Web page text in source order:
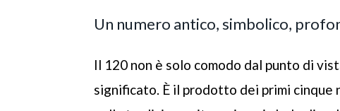
Un numero antico, simbolico,
Il 120 non è solo comodo dal punto di
significato. È il prodotto dei primi